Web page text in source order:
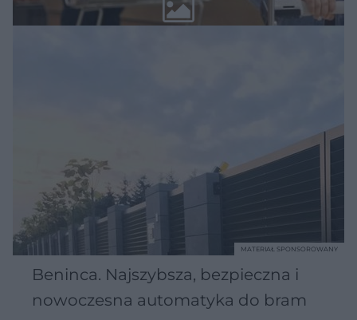
Beninca. Najszybsza, bezpieczna i
nowoczesna automatyka do bram
MATERIAŁ SPONSOROWANY